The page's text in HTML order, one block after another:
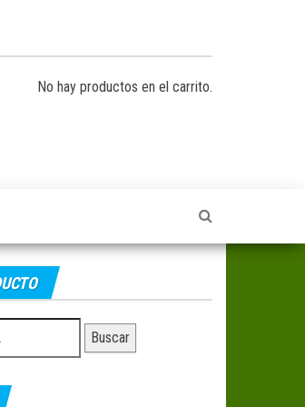
No hay productos en el carrito.
Buscar